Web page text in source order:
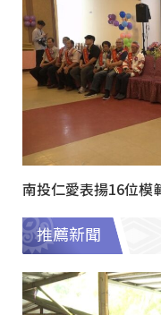
南投仁愛表揚16位模
推薦新聞